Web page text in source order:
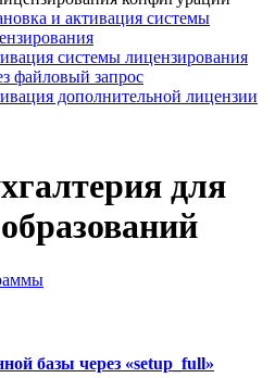
и активация системы
системы лицензирования
файловый запрос
дополнительной лицензии
для
базы через «setup_full»